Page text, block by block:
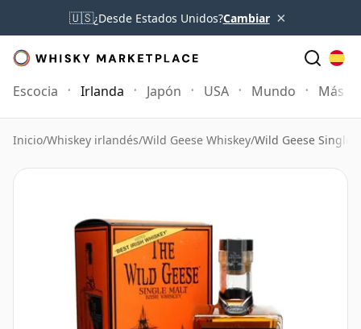
🇺🇸¿Desde Estados Unidos?Cambiar ×
Escocia Irlanda Japón USA Mundo Más
Inicio/Whiskey irlandés/Wild Geese Whiskey/Wild Geese Single